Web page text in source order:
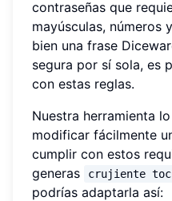
contraseñas que
mayúsculas, números
bien una frase
segura por sí sola, es
con estas reglas.
Nuestra herramienta
modificar fácilmente
cumplir con estos
generas
crujiente
podrías adaptarla así: